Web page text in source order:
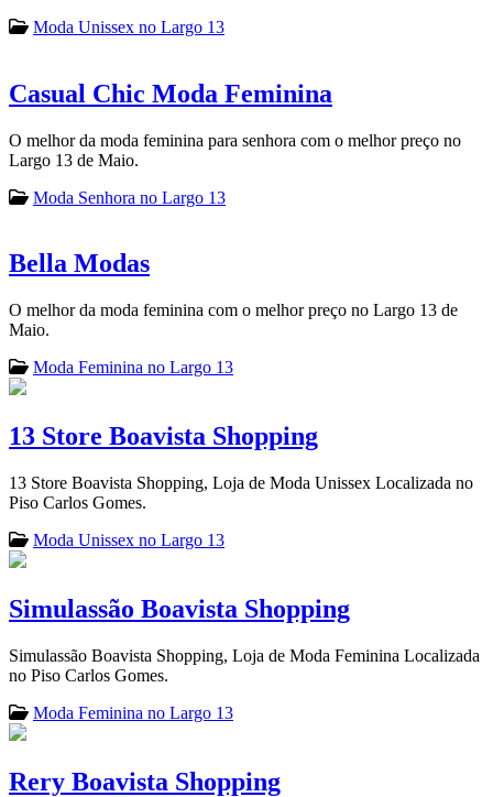
Moda Unissex no Largo 13
Casual Chic Moda Feminina
O melhor da moda feminina para senhora com o melhor preço no
Largo 13 de Maio.
Moda Senhora no Largo 13
Bella Modas
O melhor da moda feminina com o melhor preço no Largo 13 de
Maio.
Moda Feminina no Largo 13
13 Store Boavista Shopping
13 Store Boavista Shopping, Loja de Moda Unissex Localizada no
Piso Carlos Gomes.
Moda Unissex no Largo 13
Simulassão Boavista Shopping
Simulassão Boavista Shopping, Loja de Moda Feminina Localizada
no Piso Carlos Gomes.
Moda Feminina no Largo 13
Rery Boavista Shopping